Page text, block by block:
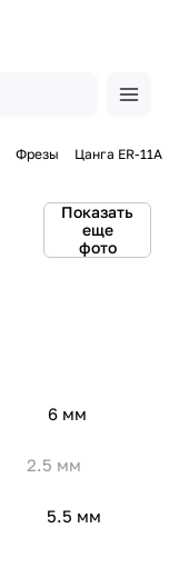
Фрезы Цанга ER-11A
Показать
еще
фото
6 мм
2.5 мм
5.5 мм